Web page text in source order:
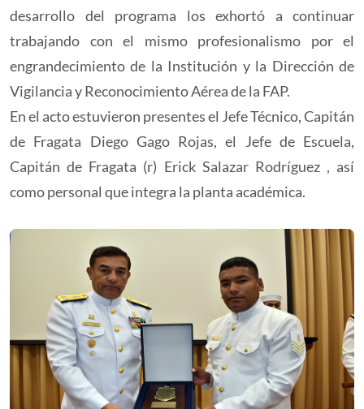
desarrollo del programa los exhortó a continuar
trabajando con el mismo profesionalismo por el
engrandecimiento de la Institución y la Dirección de
Vigilancia y Reconocimiento Aérea de la FAP.
En el acto estuvieron presentes el Jefe Técnico, Capitán
de Fragata Diego Gago Rojas, el Jefe de Escuela,
Capitán de Fragata (r) Erick Salazar Rodríguez , así
como personal que integra la planta académica.